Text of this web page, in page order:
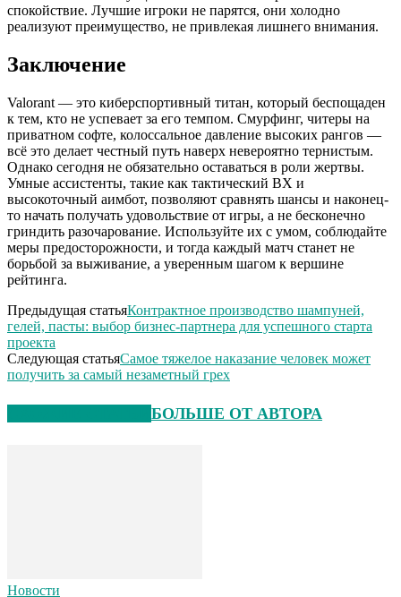
спокойствие. Лучшие игроки не парятся, они холодно
реализуют преимущество, не привлекая лишнего внимания.
Заключение
Valorant — это киберспортивный титан, который беспощаден
к тем, кто не успевает за его темпом. Смурфинг, читеры на
приватном софте, колоссальное давление высоких рангов —
всё это делает честный путь наверх невероятно тернистым.
Однако сегодня не обязательно оставаться в роли жертвы.
Умные ассистенты, такие как тактический ВХ и
высокоточный аимбот, позволяют сравнять шансы и наконец-
то начать получать удовольствие от игры, а не бесконечно
гриндить разочарование. Используйте их с умом, соблюдайте
меры предосторожности, и тогда каждый матч станет не
борьбой за выживание, а уверенным шагом к вершине
рейтинга.
Предыдущая статьяКонтрактное производство шампуней,
гелей, пасты: выбор бизнес-партнера для успешного старта
проекта
Следующая статьяСамое тяжелое наказание человек может
получить за самый незаметный грех
БОЛЬШЕ ОТ АВТОРА
Новости